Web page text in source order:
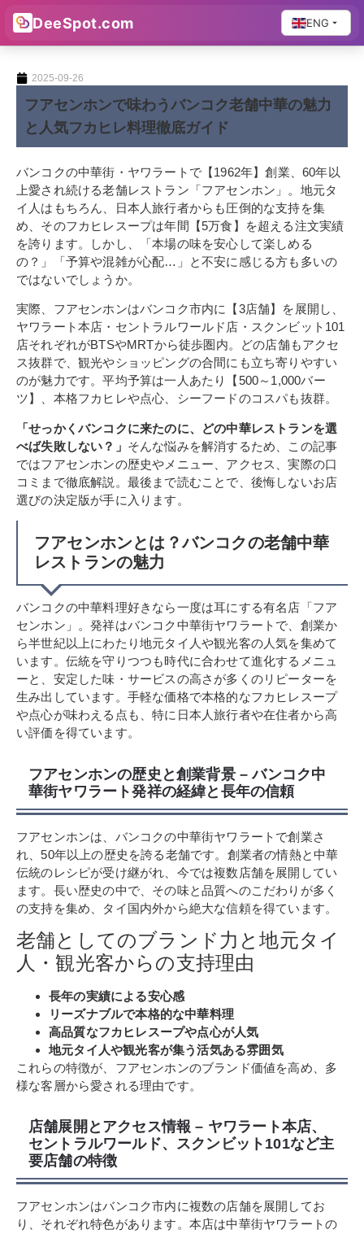
DeeSpot.com ENG
2025-09-26
フアセンホンで味わうバンコク老舗中華の魅力
と人気フカヒレ料理徹底ガイド
バンコクの中華街・ヤワラートで【1962年】創業、60年以
上愛され続ける老舗レストラン「フアセンホン」。地元タ
イ人はもちろん、日本人旅行者からも圧倒的な支持を集
め、そのフカヒレスープは年間【5万食】を超える注文実績
を誇ります。しかし、「本場の味を安心して楽しめる
の？」「予算や混雑が心配…」と不安に感じる方も多いの
ではないでしょうか。
実際、フアセンホンはバンコク市内に【3店舗】を展開し、
ヤワラート本店・セントラルワールド店・スクンビット101
店それぞれがBTSやMRTから徒歩圏内。どの店舗もアクセ
ス抜群で、観光やショッピングの合間にも立ち寄りやすい
のが魅力です。平均予算は一人あたり【500～1,000バー
ツ】、本格フカヒレや点心、シーフードのコスパも抜群。
「せっかくバンコクに来たのに、どの中華レストランを選
べば失敗しない？」 そんな悩みを解消するため、この記事
ではフアセンホンの歴史やメニュー、アクセス、実際の口
コミまで徹底解説。最後まで読むことで、後悔しないお店
選びの決定版が手に入ります。
フアセンホンとは？バンコクの老舗中華
レストランの魅力
バンコクの中華料理好きなら一度は耳にする有名店「フア
センホン」。発祥はバンコク中華街ヤワラートで、創業か
ら半世紀以上にわたり地元タイ人や観光客の人気を集めて
います。伝統を守りつつも時代に合わせて進化するメニュ
ーと、安定した味・サービスの高さが多くのリピーターを
生み出しています。手軽な価格で本格的なフカヒレスープ
や点心が味わえる点も、特に日本人旅行者や在住者から高
い評価を得ています。
フアセンホンの歴史と創業背景 – バンコク中
華街ヤワラート発祥の経緯と長年の信頼
フアセンホンは、バンコクの中華街ヤワラートで創業さ
れ、50年以上の歴史を誇る老舗です。創業者の情熱と中華
伝統のレシピが受け継がれ、今では複数店舗を展開してい
ます。長い歴史の中で、その味と品質へのこだわりが多く
の支持を集め、タイ国内外から絶大な信頼を得ています。
老舗としてのブランド力と地元タイ
人・観光客からの支持理由
長年の実績による安心感
リーズナブルで本格的な中華料理
高品質なフカヒレスープや点心が人気
地元タイ人や観光客が集う活気ある雰囲気
これらの特徴が、フアセンホンのブランド価値を高め、多
様な客層から愛される理由です。
店舗展開とアクセス情報 – ヤワラート本店、
セントラルワールド、スクンビット101など主
要店舗の特徴
フアセンホンはバンコク市内に複数の店舗を展開してお
り、それぞれ特色があります。本店は中華街ヤワラートの